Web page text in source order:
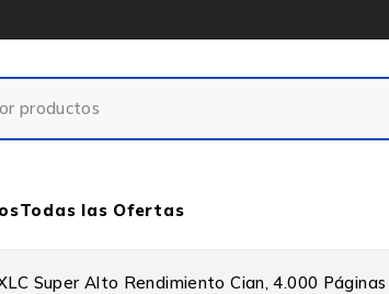
Todas las Ofertas
Super Alto Rendimiento Cian, 4.000 Páginas